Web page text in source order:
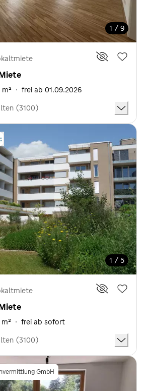
1 / 9
m² · frei ab 01.09.2026
(3100)
1 / 5
· frei ab sofort
(3100)
GmbH